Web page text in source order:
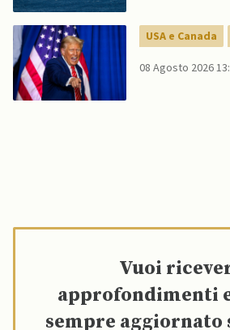
USA e Canada
08 Agosto 2026
Vuoi
approfondimenti
sempre aggiornato